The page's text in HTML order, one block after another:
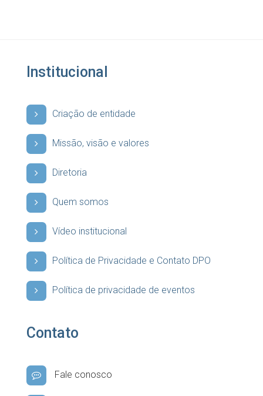
Institucional
Criação de entidade
Missão, visão e valores
Diretoria
Quem somos
Vídeo institucional
Política de Privacidade e Contato DPO
Política de privacidade de eventos
Contato
Fale conosco